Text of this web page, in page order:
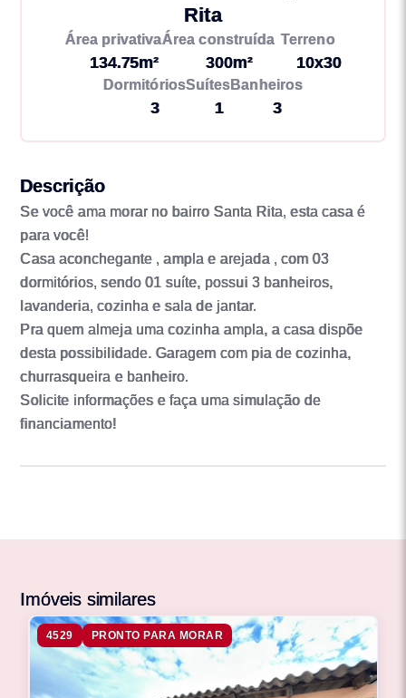
Rita
Área privativa
134.75m²
Área construída
300m²
Terreno
10x30
Dormitórios
3
Suítes
1
Banheiros
3
Descrição
Se você ama morar no bairro Santa Rita, esta casa é
para você!
Casa aconchegante , ampla e arejada , com 03
dormitórios, sendo 01 suíte, possui 3 banheiros,
lavanderia, cozinha e sala de jantar.
Pra quem almeja uma cozinha ampla, a casa dispõe
desta possibilidade. Garagem com pia de cozinha,
churrasqueira e banheiro.
Solicite informações e faça uma simulação de
financiamento!
Imóveis similares
4529 PRONTO PARA MORAR